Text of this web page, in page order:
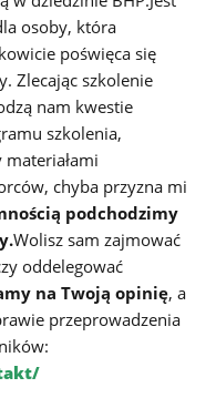
osoby, która
poświęca się
Zlecając szkolenie
nam kwestie
szkolenia,
chyba przyzna mi
podchodzimy
Wolisz sam zajmować
oddelegować
na Twoją opinię, a
przeprowadzenia